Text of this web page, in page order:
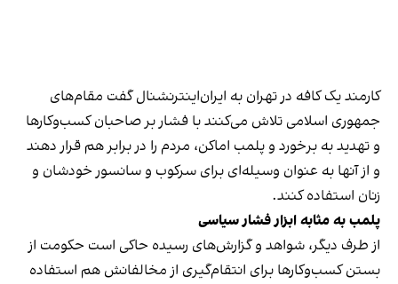
کارمند یک کافه در تهران به ایران‌اینترنشنال گفت مقام‌های
جمهوری اسلامی تلاش می‌کنند با فشار بر صاحبان کسب‌وکارها
و تهدید به برخورد و پلمب اماکن، مردم را در برابر هم قرار دهند
و از آنها به عنوان وسیله‌ای برای سرکوب و سانسور خودشان و
زنان استفاده کنند.
پلمب به مثابه ابزار فشار سیاسی
از طرف دیگر، شواهد و گزارش‌های رسیده حاکی است حکومت از
بستن کسب‌وکارها برای انتقام‌گیری از مخالفانش هم استفاده